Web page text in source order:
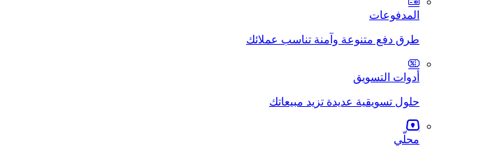
المدفوعات
طرق دفع متنوعة وآمنة تناسب عملائك
أدوات التسويق
حلول تسويقية عديدة تزيد مبيعاتك
محلّي